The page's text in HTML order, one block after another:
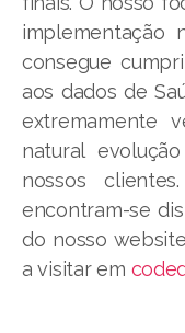
implementação
consegue
aos dados de
extremamente
natural
nossos
encontram-se
do nosso
a visitar em